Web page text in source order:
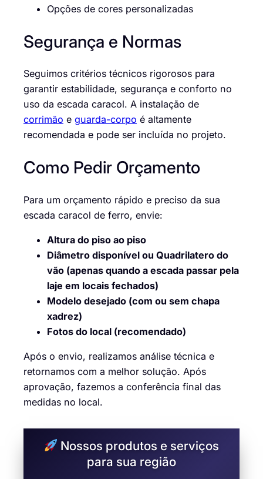
Opções de cores personalizadas
Segurança e Normas
Seguimos critérios técnicos rigorosos para
garantir estabilidade, segurança e conforto no
uso da escada caracol. A instalação de
corrimão e guarda-corpo é altamente
recomendada e pode ser incluída no projeto.
Como Pedir Orçamento
Para um orçamento rápido e preciso da sua
escada caracol de ferro, envie:
Altura do piso ao piso
Diâmetro disponível ou Quadrilatero do
vão (apenas quando a escada passar pela
laje em locais fechados)
Modelo desejado (com ou sem chapa
xadrez)
Fotos do local (recomendado)
Após o envio, realizamos análise técnica e
retornamos com a melhor solução. Após
aprovação, fazemos a conferência final das
medidas no local.
Nossos produtos e serviços
para sua região